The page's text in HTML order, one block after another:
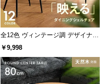
全12色 ヴィンテージ調 デザイナー
ズシェルチェア
￥9,998